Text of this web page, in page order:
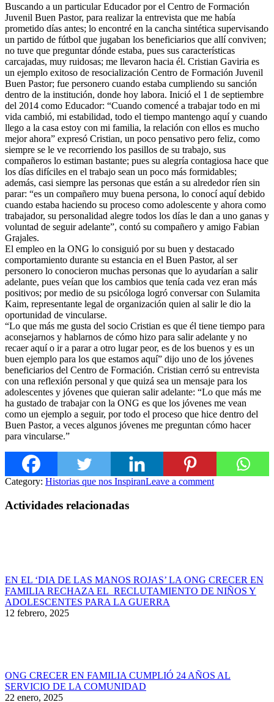
Buscando a un particular Educador por el Centro de Formación
Juvenil Buen Pastor, para realizar la entrevista que me había
prometido días antes; lo encontré en la cancha sintética supervisando
un partido de fútbol que jugaban los beneficiarios que allí conviven;
no tuve que preguntar dónde estaba, pues sus características
carcajadas, muy ruidosas; me llevaron hacia él. Cristian Gaviria es
un ejemplo exitoso de resocialización Centro de Formación Juvenil
Buen Pastor; fue personero cuando estaba cumpliendo su sanción
dentro de la institución, donde hoy labora. Inició el 1 de septiembre
del 2014 como Educador: “Cuando comencé a trabajar todo en mi
vida cambió, mi estabilidad, todo el tiempo mantengo aquí y cuando
llego a la casa estoy con mi familia, la relación con ellos es mucho
mejor ahora” expresó Cristian, un poco pensativo pero feliz, como
siempre se le ve recorriendo los pasillos de su trabajo, sus
compañeros lo estiman bastante; pues su alegría contagiosa hace que
los días difíciles en el trabajo sean un poco más formidables;
además, casi siempre las personas que están a su alrededor ríen sin
parar: “es un compañero muy buena persona, lo conocí aquí debido
cuando estaba haciendo su proceso como adolescente y ahora como
trabajador, su personalidad alegre todos los días le dan a uno ganas y
voluntad de seguir adelante”, contó su compañero y amigo Fabian
Grajales.
El empleo en la ONG lo consiguió por su buen y destacado
comportamiento durante su estancia en el Buen Pastor, al ser
personero lo conocieron muchas personas que lo ayudarían a salir
adelante, pues veían que los cambios que tenía cada vez eran más
positivos; por medio de su psicóloga logró conversar con Sulamita
Kaim, representante legal de organización quien al salir le dio la
oportunidad de vincularse.
“Lo que más me gusta del socio Cristian es que él tiene tiempo para
aconsejarnos y hablarnos de cómo hizo para salir adelante y no
recaer aquí o ir a parar a otro lugar peor, es de los buenos y es un
buen ejemplo para los que estamos aquí” dijo uno de los jóvenes
beneficiarios del Centro de Formación. Cristian cerró su entrevista
con una reflexión personal y que quizá sea un mensaje para los
adolescentes y jóvenes que quieran salir adelante: “Lo que más me
ha gustado de trabajar con la ONG es que los jóvenes me vean
como un ejemplo a seguir, por todo el proceso que hice dentro del
Buen Pastor, a veces algunos jóvenes me preguntan cómo hacer
para vincularse.”
Category: Historias que nos InspiranLeave a comment
Actividades relacionadas
EN EL ‘DIA DE LAS MANOS ROJAS’ LA ONG CRECER EN
FAMILIA RECHAZA EL RECLUTAMIENTO DE NIÑOS Y
ADOLESCENTES PARA LA GUERRA
12 febrero, 2025
ONG CRECER EN FAMILIA CUMPLIÓ 24 AÑOS AL
SERVICIO DE LA COMUNIDAD
22 enero, 2025